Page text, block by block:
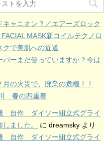
キャニオン？／エアーズロック
MASK新コイルテクノロ
クで美肌への近道
バーまだ使っていますか？今は
の火災で、廃業の危機！！
春の四重奏
自作 ダイソー組立式グライ
ました。
に dreamsky より
自作 ダイソー組立式グライ